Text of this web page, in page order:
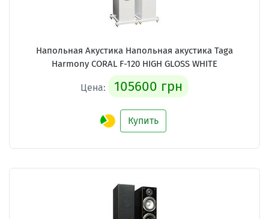
Напольная Акустика Напольная акустика Taga
Harmony CORAL F-120 HIGH GLOSS WHITE
Цена: 105600 грн
Купить